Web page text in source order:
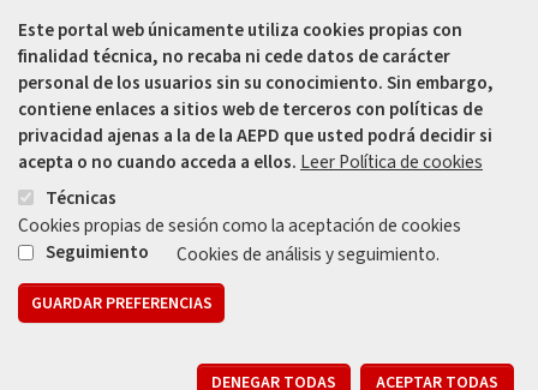
010
Estadio MunicipalEl Arcángel
C/ José Ramón García Fernández, s/n
Córdoba - España
957 499 995
Mapa web Aviso legal
Registros de Actividades de Tratamiento
Este portal web únicamente utiliza cookies propias con
finalidad técnica, no recaba ni cede datos de carácter
personal de los usuarios sin su conocimiento. Sin embargo,
contiene enlaces a sitios web de terceros con políticas de
privacidad ajenas a la de la AEPD que usted podrá decidir si
acepta o no cuando acceda a ellos. Leer Política de cookies
Técnicas
Cookies propias de sesión como la aceptación de cookies
Seguimiento
Cookies de análisis y seguimiento.
GUARDAR PREFERENCIAS
DENEGAR TODAS ACEPTAR TODAS